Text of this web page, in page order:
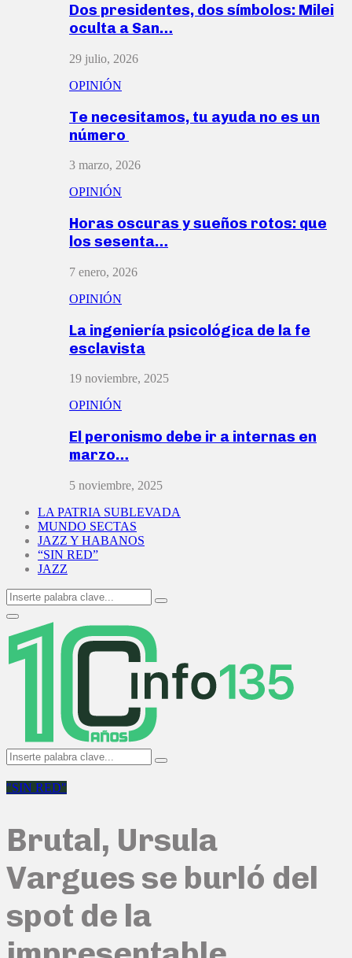
Dos presidentes, dos símbolos: Milei
oculta a San…
29 julio, 2026
OPINIÓN
Te necesitamos, tu ayuda no es un
número
3 marzo, 2026
OPINIÓN
Horas oscuras y sueños rotos: que
los sesenta…
7 enero, 2026
OPINIÓN
La ingeniería psicológica de la fe
esclavista
19 noviembre, 2025
OPINIÓN
El peronismo debe ir a internas en
marzo…
5 noviembre, 2025
LA PATRIA SUBLEVADA
MUNDO SECTAS
JAZZ Y HABANOS
“SIN RED”
JAZZ
Search
for:
Search
Primary
Menu
Search
for:
Search
"SIN RED"
Brutal, Ursula
Vargues se burló del
spot de la